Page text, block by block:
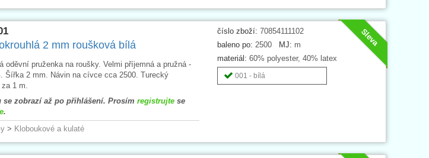
Sleva
číslo zboží: 70854111102
baleno po: 2500 MJ: m
materiál: 60% polyester, 40% latex
001 - bílá
2 mm roušková bílá
oděvní pruženka na roušky. Velmi příjemná a pružná -
Šířka 2 mm. Návin na cívce cca 2500. Turecký
1 m.
se zobrazí až po přihlášení. Prosím registrujtese
.
> Kloboukové a kulaté